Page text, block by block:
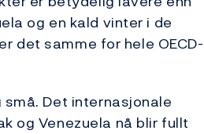
og en kald vinter i de
det samme for hele OECD-
Det internasjonale
og Venezuela nå blir fullt